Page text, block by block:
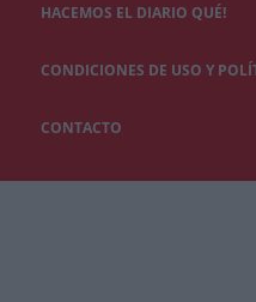
HACEMOS EL DIARIO QUÉ!
CONDICIONES DE USO Y
CONTACTO